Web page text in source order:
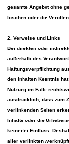
gesamte Angebot ohne
löschen oder die
2. Verweise und Links
Bei direkten oder
außerhalb des
Haftungsverpflichtung
den Inhalten Kenntnis
Nutzung im Falle
ausdrücklich, dass zum
verlinkenden Seiten
Inhalte oder die
keinerlei Einfluss.
aller verlinkten /